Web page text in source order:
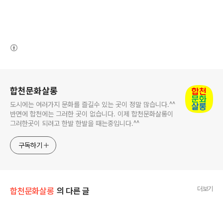
합천문화살롱
도시에는 여러가지 문화를 즐길수 있는 곳이 정말 많습니다.^^
반면에 합천에는 그러한 곳이 없습니다. 이제 합천문화살롱이
그러한곳이 되려고 한발 한발을 때는중입니다.^^
구독하기
합천문화살롱 의 다른 글 더보기